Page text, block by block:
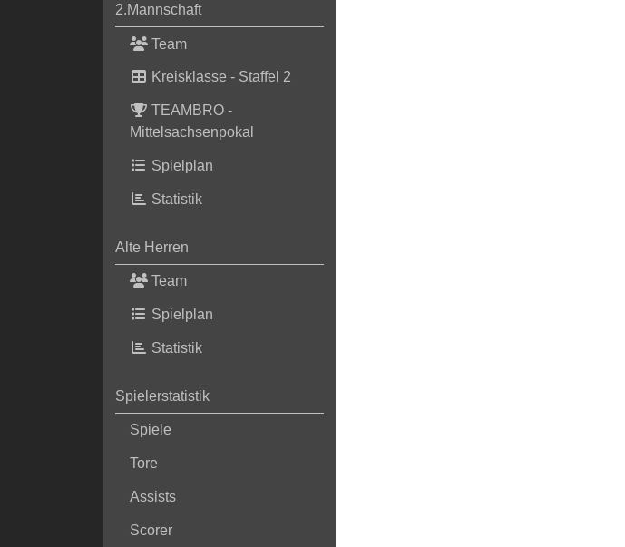
2.Mannschaft
Team
Kreisklasse - Staffel 2
TEAMBRO -
Mittelsachsenpokal
Spielplan
Statistik
Alte Herren
Team
Spielplan
Statistik
Spielerstatistik
Spiele
Tore
Assists
Scorer